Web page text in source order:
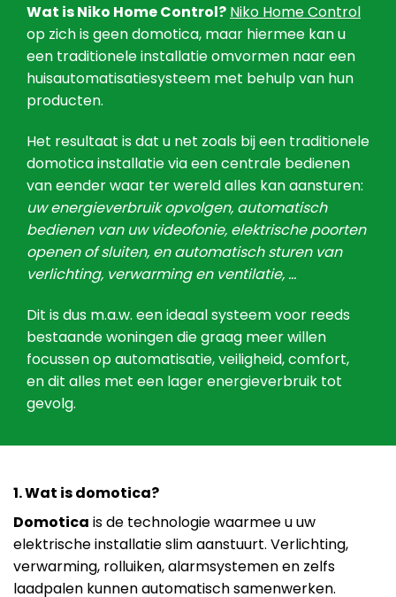
Wat is Niko Home Control? Niko Home Control
op zich is geen domotica, maar hiermee kan u
een traditionele installatie omvormen naar een
huisautomatisatiesysteem met behulp van hun
producten.
Het resultaat is dat u net zoals bij een traditionele
domotica installatie via een centrale bedienen
van eender waar ter wereld alles kan aansturen:
uw energieverbruik opvolgen, automatisch
bedienen van uw videofonie, elektrische poorten
openen of sluiten, en automatisch sturen van
verlichting, verwarming en ventilatie, …
Dit is dus m.a.w. een ideaal systeem voor reeds
bestaande woningen die graag meer willen
focussen op automatisatie, veiligheid, comfort,
en dit alles met een lager energieverbruik tot
gevolg.
1. Wat is domotica?
Domotica is de technologie waarmee u uw
elektrische installatie slim aanstuurt. Verlichting,
verwarming, rolluiken, alarmsystemen en zelfs
laadpalen kunnen automatisch samenwerken.